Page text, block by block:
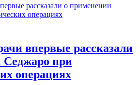
впервые рассказали
Седжаро при
операциях